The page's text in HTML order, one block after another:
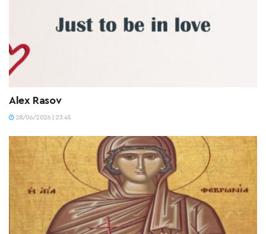
Alex Rasov
28/06/2026 | 23:45